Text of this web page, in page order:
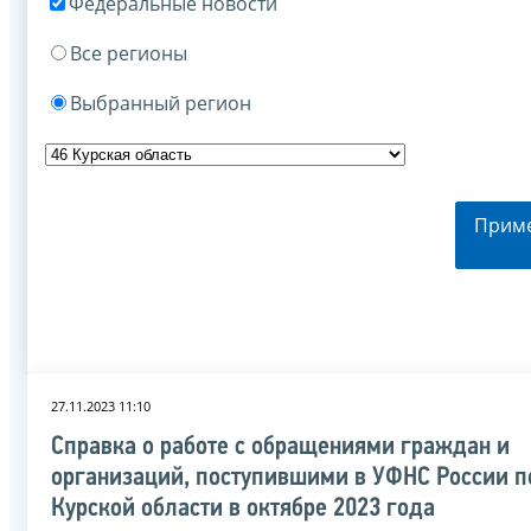
Все регионы
Выбранный регион
27.11.2023 11:10
Справка о работе с обращениями граждан и
организаций, поступившими в УФНС России
Курской области в октябре 2023 года